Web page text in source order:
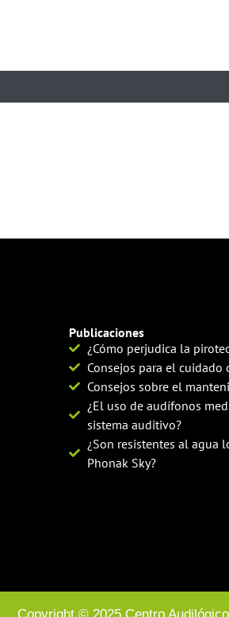
Publicaciones
¿Cómo perjudica la
Consejos para el cuidado
Consejos sobre el
¿El uso de audífonos
sistema auditivo?
¿Son resistentes al agua
Phonak Sky?
Copyright © 2025 Centro